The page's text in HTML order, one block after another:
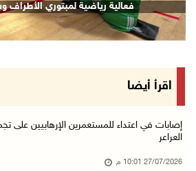
فعالية رياضية لمبتوري
اقرأ أيضا
إصابات في اعتداء للمستعمرين الإرهابيين على
العراعر
27/07/2026 10:01 م